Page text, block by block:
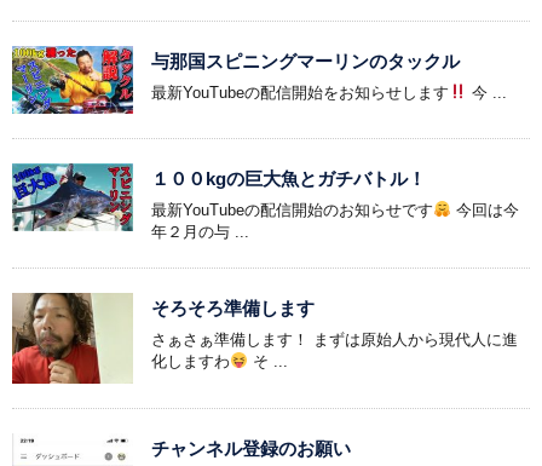
与那国スピニングマーリンのタックル
最新YouTubeの配信開始をお知らせします 今 ...
１００kgの巨大魚とガチバトル！
最新YouTubeの配信開始のお知らせです
今回は今
年２月の与 ...
そろそろ準備します
さぁさぁ準備します！ まずは原始人から現代人に進
化しますわ
そ ...
チャンネル登録のお願い